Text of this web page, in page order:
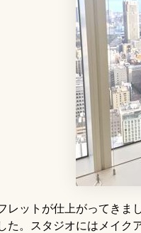
レットが仕上がってき
た。スタジオにはメイ